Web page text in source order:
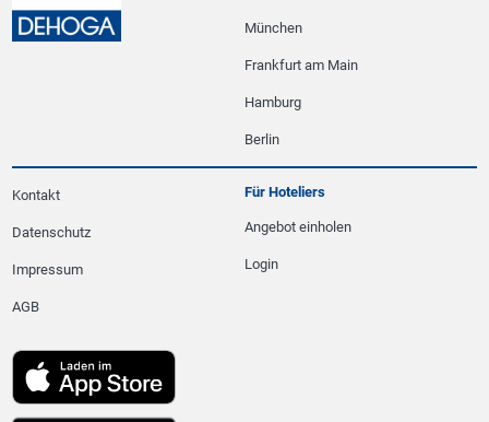
München
Frankfurt am Main
Hamburg
Berlin
Kontakt
Datenschutz
Impressum
AGB
Für Hoteliers
Angebot einholen
Login